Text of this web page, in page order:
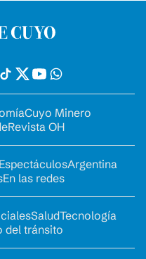
Cuyo Minero
Revista OH
EspectáculosArgentina
En las redes
SaludTecnología
del tránsito